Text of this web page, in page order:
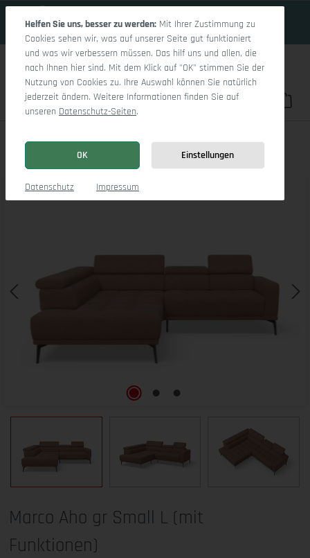
Du hast 0
Marco Aho gr Small L (mit Funktionen)
Bildergalerie überspringen
Marco Aho gr Small L (mit
Funktionen)
Helfen Sie uns, besser zu werden: Mit Ihrer Zustimmung zu
Cookies sehen wir, was auf unserer Seite gut funktioniert
und was wir verbessern müssen. Das hilf uns und allen, die
nach Ihnen hier sind. Mit dem Klick auf "OK" stimmen Sie der
Nutzung von Cookies zu. Ihre Auswahl können Sie natürlich
jederzeit ändern. Weitere Informationen finden Sie auf
unseren Datenschutz-Seiten.
OK Einstellungen
Datenschutz Impressum